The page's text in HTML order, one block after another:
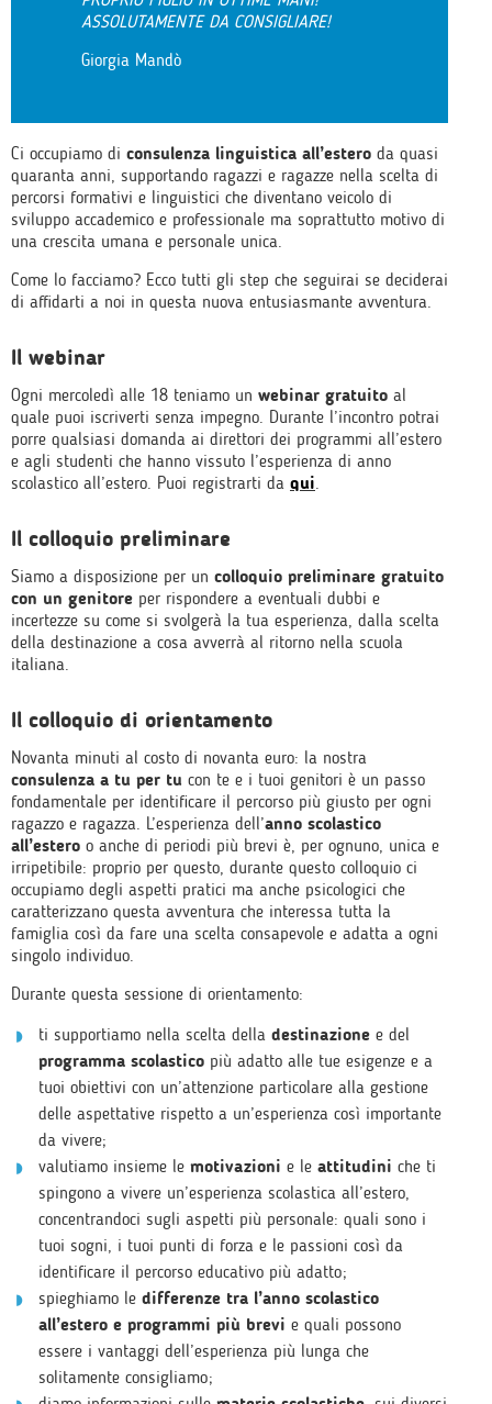
ASSOLUTAMENTE DA CONSIGLIARE!
Giorgia Mandò
Ci occupiamo di consulenza linguistica all’estero da quasi
quaranta anni, supportando ragazzi e ragazze nella scelta di
percorsi formativi e linguistici che diventano veicolo di
sviluppo accademico e professionale ma soprattutto motivo di
una crescita umana e personale unica.
Come lo facciamo? Ecco tutti gli step che seguirai se deciderai
di affidarti a noi in questa nuova entusiasmante avventura.
Il webinar
Ogni mercoledì alle 18 teniamo un webinar gratuito al
quale puoi iscriverti senza impegno. Durante l’incontro potrai
porre qualsiasi domanda ai direttori dei programmi all’estero
e agli studenti che hanno vissuto l’esperienza di anno
scolastico all’estero. Puoi registrarti da qui.
Il colloquio preliminare
Siamo a disposizione per un colloquio preliminare gratuito
con un genitore per rispondere a eventuali dubbi e
incertezze su come si svolgerà la tua esperienza, dalla scelta
della destinazione a cosa avverrà al ritorno nella scuola
italiana.
Il colloquio di orientamento
Novanta minuti al costo di novanta euro: la nostra
consulenza a tu per tu con te e i tuoi genitori è un passo
fondamentale per identificare il percorso più giusto per ogni
ragazzo e ragazza. L’esperienza dell’anno scolastico
all’estero o anche di periodi più brevi è, per ognuno, unica e
irripetibile: proprio per questo, durante questo colloquio ci
occupiamo degli aspetti pratici ma anche psicologici che
caratterizzano questa avventura che interessa tutta la
famiglia così da fare una scelta consapevole e adatta a ogni
singolo individuo.
Durante questa sessione di orientamento:
ti supportiamo nella scelta della destinazione e del
programma scolastico più adatto alle tue esigenze e a
tuoi obiettivi con un’attenzione particolare alla gestione
delle aspettative rispetto a un’esperienza così importante
da vivere;
valutiamo insieme le motivazioni e le attitudini che ti
spingono a vivere un’esperienza scolastica all’estero,
concentrandoci sugli aspetti più personale: quali sono i
tuoi sogni, i tuoi punti di forza e le passioni così da
identificare il percorso educativo più adatto;
spieghiamo le differenze tra l’anno scolastico
all’estero e programmi più brevi e quali possono
essere i vantaggi dell’esperienza più lunga che
solitamente consigliamo;